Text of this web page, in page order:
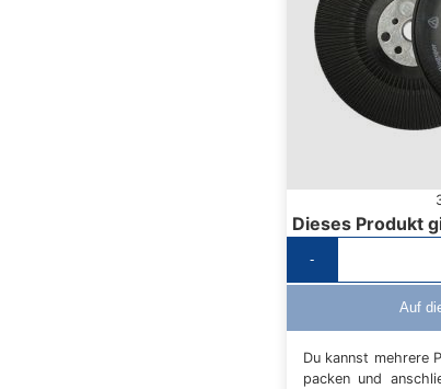
Dieses Produkt
-
Auf
Du kannst mehrere
packen und